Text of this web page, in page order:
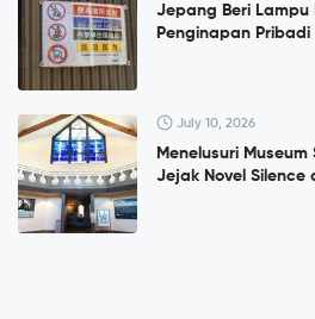
Jepang Beri Lampu
Penginapan Pribadi
July 10, 2026
Menelusuri
Jejak Novel Silence